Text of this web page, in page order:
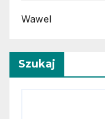
Wawel
Szukaj